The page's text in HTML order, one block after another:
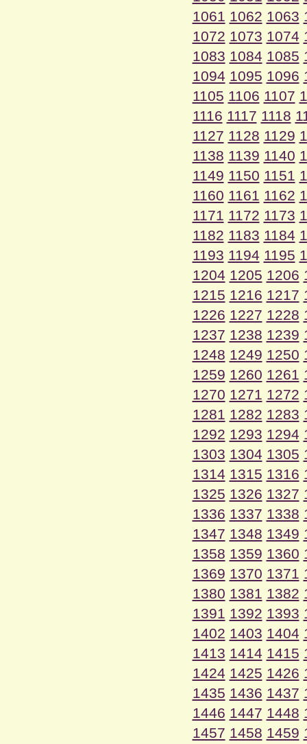
1061 1062 1063
1072 1073 1074
1083 1084 1085
1094 1095 1096
1105 1106 1107
1116 1117 1118
1127 1128 1129
1138 1139 1140
1149 1150 1151
1160 1161 1162
1171 1172 1173
1182 1183 1184
1193 1194 1195
1204 1205 1206
1215 1216 1217
1226 1227 1228
1237 1238 1239
1248 1249 1250
1259 1260 1261
1270 1271 1272
1281 1282 1283
1292 1293 1294
1303 1304 1305
1314 1315 1316
1325 1326 1327
1336 1337 1338
1347 1348 1349
1358 1359 1360
1369 1370 1371
1380 1381 1382
1391 1392 1393
1402 1403 1404
1413 1414 1415
1424 1425 1426
1435 1436 1437
1446 1447 1448
1457 1458 1459